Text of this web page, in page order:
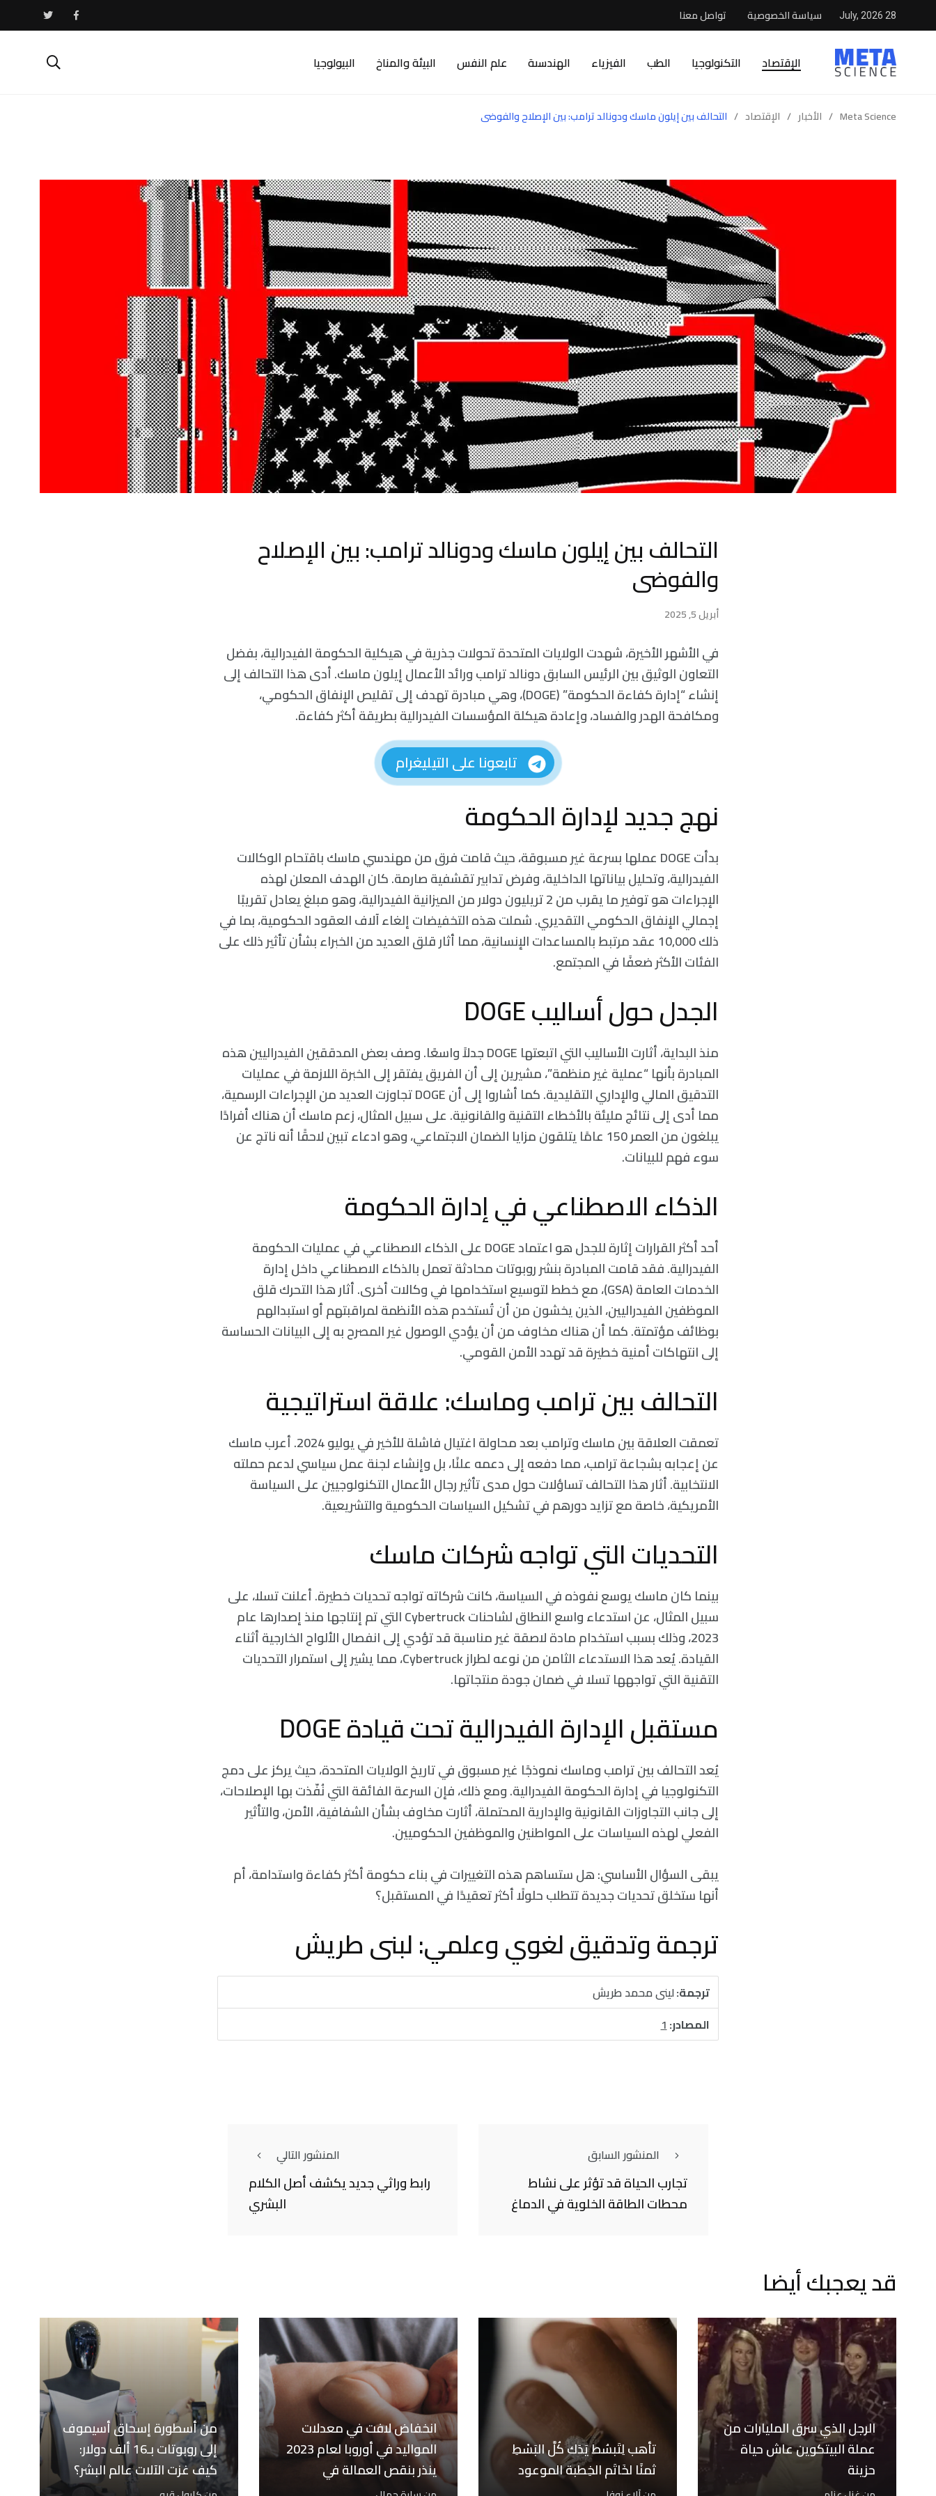
28 July, 2026 سياسة الخصوصية تواصل معنا
الإقتصاد التكنولوجيا الطب الفيزياء الهندسىة علم النفس البيئة والمناخ البيولوجيا
Meta Science
/ الأخبار / الإقتصاد / التحالف بين إيلون ماسك ودونالد ترامب: بين الإصلاح والفوضى
التحالف بين إيلون ماسك ودونالد ترامب: بين الإصلاح
والفوضى
أبريل 5, 2025
في الأشهر الأخيرة، شهدت الولايات المتحدة تحولات جذرية في هيكلية الحكومة الفيدرالية، بفضل
التعاون الوثيق بين الرئيس السابق دونالد ترامب ورائد الأعمال إيلون ماسك. أدى هذا التحالف إلى
إنشاء “إدارة كفاءة الحكومة” (DOGE)، وهي مبادرة تهدف إلى تقليص الإنفاق الحكومي،
ومكافحة الهدر والفساد، وإعادة هيكلة المؤسسات الفيدرالية بطريقة أكثر كفاءة.
تابعونا على التيليغرام
نهج جديد لإدارة الحكومة
بدأت DOGE عملها بسرعة غير مسبوقة، حيث قامت فرق من مهندسي ماسك باقتحام الوكالات
الفيدرالية، وتحليل بياناتها الداخلية، وفرض تدابير تقشفية صارمة. كان الهدف المعلن لهذه
الإجراءات هو توفير ما يقرب من 2 تريليون دولار من الميزانية الفيدرالية، وهو مبلغ يعادل تقريبًا
إجمالي الإنفاق الحكومي التقديري. شملت هذه التخفيضات إلغاء آلاف العقود الحكومية، بما في
ذلك 10,000 عقد مرتبط بالمساعدات الإنسانية، مما أثار قلق العديد من الخبراء بشأن تأثير ذلك على
الفئات الأكثر ضعفًا في المجتمع.
الجدل حول أساليب DOGE
منذ البداية، أثارت الأساليب التي اتبعتها DOGE جدلاً واسعًا. وصف بعض المدققين الفيدراليين هذه
المبادرة بأنها “عملية غير منظمة”، مشيرين إلى أن الفريق يفتقر إلى الخبرة اللازمة في عمليات
التدقيق المالي والإداري التقليدية. كما أشاروا إلى أن DOGE تجاوزت العديد من الإجراءات الرسمية،
مما أدى إلى نتائج مليئة بالأخطاء التقنية والقانونية. على سبيل المثال، زعم ماسك أن هناك أفرادًا
يبلغون من العمر 150 عامًا يتلقون مزايا الضمان الاجتماعي، وهو ادعاء تبين لاحقًا أنه ناتج عن
سوء فهم للبيانات.
الذكاء الاصطناعي في إدارة الحكومة
أحد أكثر القرارات إثارة للجدل هو اعتماد DOGE على الذكاء الاصطناعي في عمليات الحكومة
الفيدرالية. فقد قامت المبادرة بنشر روبوتات محادثة تعمل بالذكاء الاصطناعي داخل إدارة
الخدمات العامة (GSA)، مع خطط لتوسيع استخدامها في وكالات أخرى. أثار هذا التحرك قلق
الموظفين الفيدراليين، الذين يخشون من أن تُستخدم هذه الأنظمة لمراقبتهم أو استبدالهم
بوظائف مؤتمتة. كما أن هناك مخاوف من أن يؤدي الوصول غير المصرح به إلى البيانات الحساسة
إلى انتهاكات أمنية خطيرة قد تهدد الأمن القومي.
التحالف بين ترامب وماسك: علاقة استراتيجية
تعمقت العلاقة بين ماسك وترامب بعد محاولة اغتيال فاشلة للأخير في يوليو 2024. أعرب ماسك
عن إعجابه بشجاعة ترامب، مما دفعه إلى دعمه علنًا، بل وإنشاء لجنة عمل سياسي لدعم حملته
الانتخابية. أثار هذا التحالف تساؤلات حول مدى تأثير رجال الأعمال التكنولوجيين على السياسة
الأمريكية، خاصة مع تزايد دورهم في تشكيل السياسات الحكومية والتشريعية.
التحديات التي تواجه شركات ماسك
بينما كان ماسك يوسع نفوذه في السياسة، كانت شركاته تواجه تحديات خطيرة. أعلنت تسلا، على
سبيل المثال، عن استدعاء واسع النطاق لشاحنات Cybertruck التي تم إنتاجها منذ إصدارها عام
2023، وذلك بسبب استخدام مادة لاصقة غير مناسبة قد تؤدي إلى انفصال الألواح الخارجية أثناء
القيادة. يُعد هذا الاستدعاء الثامن من نوعه لطراز Cybertruck، مما يشير إلى استمرار التحديات
التقنية التي تواجهها تسلا في ضمان جودة منتجاتها.
مستقبل الإدارة الفيدرالية تحت قيادة DOGE
يُعد التحالف بين ترامب وماسك نموذجًا غير مسبوق في تاريخ الولايات المتحدة، حيث يركز على دمج
التكنولوجيا في إدارة الحكومة الفيدرالية. ومع ذلك، فإن السرعة الفائقة التي نُفّذت بها الإصلاحات،
إلى جانب التجاوزات القانونية والإدارية المحتملة، أثارت مخاوف بشأن الشفافية، الأمن، والتأثير
الفعلي لهذه السياسات على المواطنين والموظفين الحكوميين.
يبقى السؤال الأساسي: هل ستساهم هذه التغييرات في بناء حكومة أكثر كفاءة واستدامة، أم
أنها ستخلق تحديات جديدة تتطلب حلولًا أكثر تعقيدًا في المستقبل؟
ترجمة وتدقيق لغوي وعلمي: لبنى طريش
ترجمة:لينى محمد طريش
المصادر:1
المنشور السابق
تجارب الحياة قد تؤثر على نشاط
محطات الطاقة الخلوية في الدماغ
المنشور التالي
رابط وراثي جديد يكشف أصل الكلام
البشري
قد يعجبك أيضا
الرجل الذي سرق المليارات من
عملة البيتكوين عاش حياة
حزينة
تأهب لِتَبسُط يَدَك كُلَّ البَسْطِ
ثمنًا لخَاتَم الخِطبة الموعود
انخفاض لافت في معدلات
المواليد في أوروبا لعام 2023
ينذر بنقص العمالة في
المستقبل
من أسطورة إسحاق أسيموف
إلى روبوتات بـ16 ألف دولار:
كيف غزت الآلات عالم البشر؟